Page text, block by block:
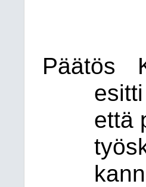
Päätös
että